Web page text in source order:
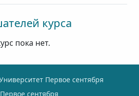
курса
пока нет.
Первое сентября
Первое сентября